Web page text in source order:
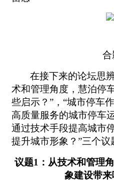
合
在接下来的论坛思
术和管理角度，慧泊停
些启示？”，“城市停车
高质量服务的城市停车
通过技术手段提高城市
提升城市形象？”三个议
议题1：从技术和管理
象建设带来